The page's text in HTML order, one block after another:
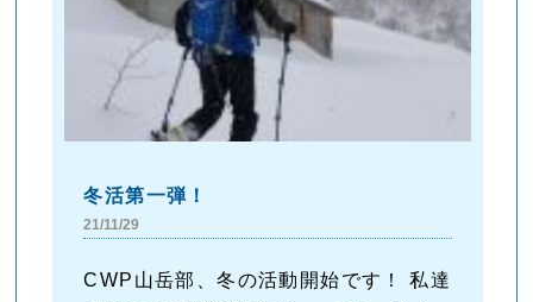
冬活第一弾！
21/11/29
CWP山岳部、冬の活動開始です！ 私達